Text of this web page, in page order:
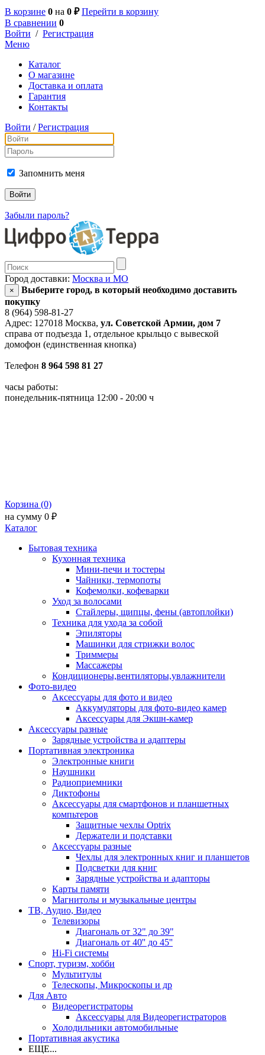
В корзине 0 на 0 ₽ Перейти в корзину
В сравнении 0
Войти / Регистрация
Меню
Каталог
О магазине
Доставка и оплата
Гарантия
Контакты
Войти / Регистрация
Запомнить меня
Забыли пароль?
Город доставки: Москва и МО
×
Выберите город, в который необходимо доставить
покупку
8 (964) 598-81-27
Адрес: 127018 Москва, ул. Советской Армии, дом 7
справа от подъезда 1, отдельное крыльцо с вывеской
домофон (единственная кнопка)
Телефон 8 964 598 81 27
часы работы:
понедельник-пятница 12:00 - 20:00 ч
Корзина (0)
на сумму 0 ₽
Каталог
Бытовая техника
Кухонная техника
Мини-печи и тостеры
Чайники, термопоты
Кофемолки, кофеварки
Уход за волосами
Стайлеры, щипцы, фены (автоплойки)
Техника для ухода за собой
Эпиляторы
Машинки для стрижки волос
Триммеры
Массажеры
Кондиционеры,вентиляторы,увлажнители
Фото-видео
Аксессуары для фото и видео
Аккумуляторы для фото-видео камер
Аксессуары для Экшн-камер
Аксессуары разные
Зарядные устройства и адаптеры
Портативная электроника
Электронные книги
Наушники
Радиоприемники
Диктофоны
Аксессуары для смартфонов и планшетных
компьтеров
Защитные чехлы Optrix
Держатели и подставки
Аксессуары разные
Чехлы для электронных книг и планшетов
Подсветки для книг
Зарядные устройства и адапторы
Карты памяти
Магнитолы и музыкальные центры
ТВ, Аудио, Видео
Телевизоры
Диагональ от 32" до 39"
Диагональ от 40'' до 45''
Hi-Fi системы
Спорт, туризм, хобби
Мультитулы
Телескопы, Микроскопы и др
Для Авто
Видеорегистраторы
Аксессуары для Видеорегистраторов
Холодильники автомобильные
Портативная акустика
ЕЩЕ...